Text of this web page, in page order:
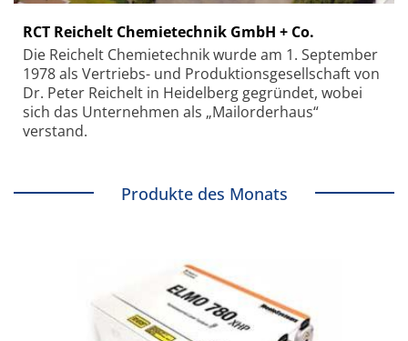
RCT Reichelt Chemietechnik GmbH + Co.
Die Reichelt Chemietechnik wurde am 1. September
1978 als Vertriebs- und Produktionsgesellschaft von
Dr. Peter Reichelt in Heidelberg gegründet, wobei
sich das Unternehmen als „Mailorderhaus“
verstand.
Produkte des Monats